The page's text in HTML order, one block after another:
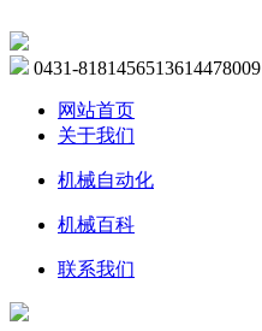
0431-8181456513614478009
网站首页
关于我们
机械自动化
机械百科
联系我们